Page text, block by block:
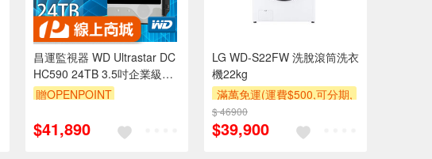
昌運監視器 WD Ultrastar DC
HC590 24TB 3.5吋企業級硬
碟 (WUH722424ALE6L4)
贈OPENPOINT
$41,890
LG WD-S22FW 洗脫滾筒洗衣
機22kg
滿萬免運(運費$500,可分期,
安裝跨區費另計,單品未滿1
萬元及使用6期以上分期0利
$ 46900
$39,900